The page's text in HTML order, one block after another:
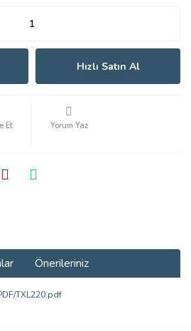
Hızlı Satın Al
Et Yorum Yaz
Önerileriniz
TXL220.pdf